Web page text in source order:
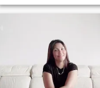
craignant Dieu. J'ai été à
travers beaucoup de
pensez que vous ne pouvez
pas soutenir, accepter, aimer,
prendre soin, rester,
comprenez, soyez loyal et
rendez une femme heureuse.
S'il vous plaît ne perdez pas